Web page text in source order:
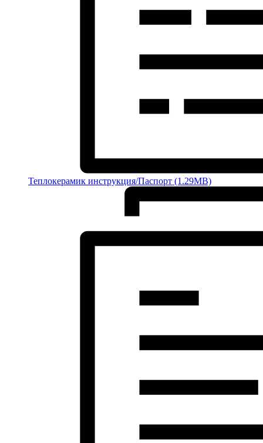
Теплокерамик инструкция/Паспорт (1.29MB)